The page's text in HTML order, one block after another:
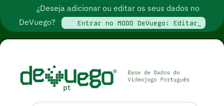
¿Deseja adicionar ou editar os seus dados no
DeVuego?
Entrar no MODO DeVuego: Editar_